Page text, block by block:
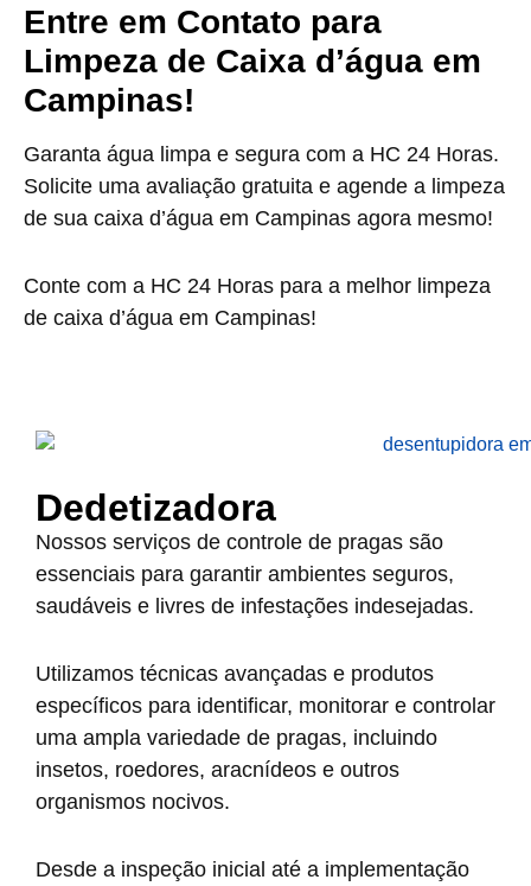
Entre em Contato para
Limpeza de Caixa d’água em
Campinas!
Garanta água limpa e segura com a HC 24 Horas.
Solicite uma avaliação gratuita e agende a limpeza
de sua caixa d’água em Campinas agora mesmo!
Conte com a HC 24 Horas para a melhor limpeza
de caixa d’água em Campinas!
Dedetizadora
Nossos serviços de controle de pragas são
essenciais para garantir ambientes seguros,
saudáveis e livres de infestações indesejadas.
Utilizamos técnicas avançadas e produtos
específicos para identificar, monitorar e controlar
uma ampla variedade de pragas, incluindo
insetos, roedores, aracnídeos e outros
organismos nocivos.
Desde a inspeção inicial até a implementação